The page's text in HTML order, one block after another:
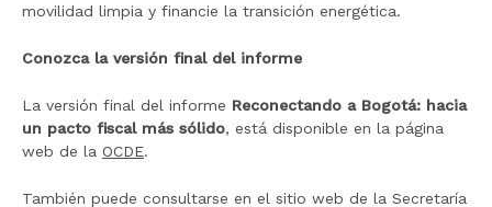
movilidad limpia y financie la transición energética.
Conozca la versión final del informe
La versión final del informe Reconectando a Bogotá: hacia
un pacto fiscal más sólido, está disponible en la página
web de la OCDE.
También puede consultarse en el sitio web de la Secretaría